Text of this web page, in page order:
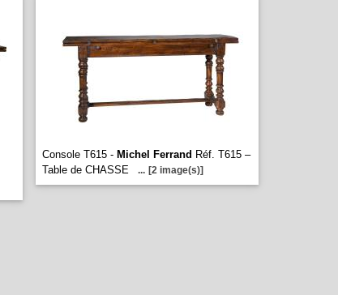
Console T615 - Michel Ferrand Réf. T615 –
Table de CHASSE
... [2 image(s)]